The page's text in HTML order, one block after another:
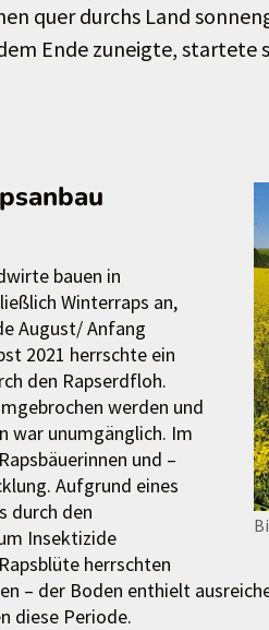
quer durchs Land
Ende zuneigte, startete
bauen in
Winterraps an,
August/ Anfang
2021 herrschte ein
den Rapserdfloh.
werden und
war unumgänglich. Im
und –
Aufgrund eines
durch den
Insektizide
herrschten
– der Boden enthielt
diese Periode.